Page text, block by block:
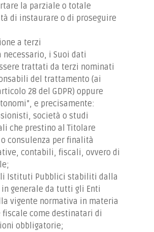
la parziale o totale
di instaurare o di proseguire
a terzi
necessario, i Suoi dati
trattati da terzi nominati
del trattamento (ai
28 del GDPR) oppure
e precisamente:
società o studi
che prestino al Titolare
consulenza per finalità
contabili, fiscali, ovvero di
Istituti Pubblici stabiliti dalla
in generale da tutti gli Enti
vigente normativa in materia
fiscale come destinatari di
obbligatorie;